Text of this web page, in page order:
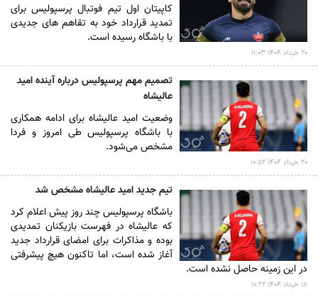
کاپیتان اول تیم فوتبال پرسپولیس برای
تمدید قرارداد خود به تقاهم های جدیدی
با باشگاه رسیده است.
۲۰ خرداد ۱۴۰۴ ۱۱:۰۳
تصمیم مهم پرسپولیس درباره آینده امید
عالیشاه
وضعیت امید عالیشاه برای ادامه همکاری
با باشگاه پرسپولیس طی امروز و فردا
مشخص می‌شود.
۲۰ خرداد ۱۴۰۴ ۱۰:۵۲
تیم جدید امید عالیشاه مشخص شد
باشگاه پرسپولیس چند روز پیش اعلام کرد
که عالیشاه در فهرست بازیکنان تمدیدی
بوده و مذاکرات برای امضای قرارداد جدید
آغاز شده است، اما تاکنون هیچ پیشرفتی
در این زمینه حاصل نشده است.
۱۸ خرداد ۱۴۰۴ ۱۰:۲۲